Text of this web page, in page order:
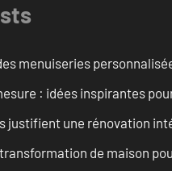
menuiseries
: idées inspirantes
justifient une rénovation
de maison